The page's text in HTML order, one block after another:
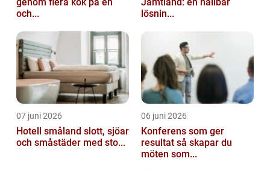
och...
lösnin...
07 juni 2026
Hotell småland slott, sjöar
och småstäder med sto...
06 juni 2026
Konferens som ger
resultat så skapar du
möten som...